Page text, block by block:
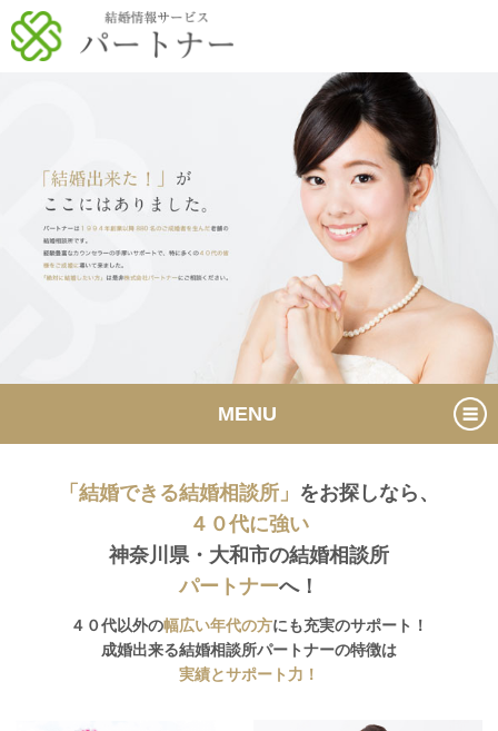
MENU
「結婚できる結婚相談所」 をお探しなら、
４０代に強い
神奈川県・大和市の結婚相談所
パートナーへ！
４０代以外の幅広い年代の方にも充実のサポート！
成婚出来る結婚相談所パートナーの特徴は
実績とサポート力！